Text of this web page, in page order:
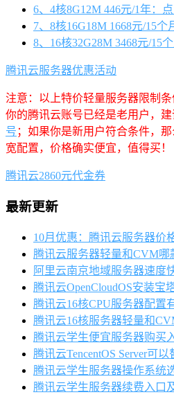
6、4核8G12M 446元/1年：
7、8核16G18M 1668元/15个
8、16核32G28M 3468元/15个
腾讯云服务器优惠活动
注意：以上特价轻量服务器限制
你的腾讯云账号已经是老用户，
号 ；如果你是新用户符合条件，
宽配置，价格确实便宜，值得买！
腾讯云2860元代金券
最新更新
10月优惠：腾讯云服务器价
腾讯云服务器轻量和CVM哪
阿里云南京地域服务器速度
腾讯云OpenCloudOS安装宝
腾讯云16核CPU服务器配置
腾讯云16核服务器轻量和
腾讯云学生便宜服务器购买
腾讯云TencentOS Server可以
腾讯云学生服务器操作系统
腾讯云学生服务器续费入口